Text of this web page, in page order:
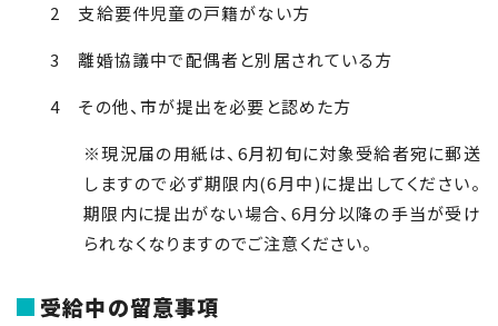
2 支給要件児童の戸籍がない方
3 離婚協議中で配偶者と別居されている方
4 その他、市が提出を必要と認めた方
※現況届の用紙は、6月初旬に対象受給者宛に郵送
しますので必ず期限内(6月中)に提出してください。
期限内に提出がない場合、6月分以降の手当が受け
られなくなりますのでご注意ください。
受給中の留意事項